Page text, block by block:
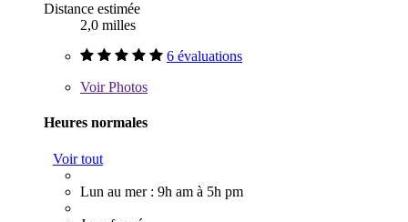
Distance estimée
2,0 milles
6 évaluations
VoirPhotos
Heures normales
Voir tout
Lun au mer : 9h am à 5h pm